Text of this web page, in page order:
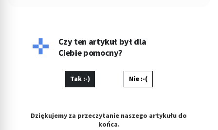
dziedzinie Kulturoznawstwa, wyróżnia się zdolnością do
przekazywania skomplikowanych tematów w przystępny i
angażujący sposób. Jej teksty charakteryzują się głębokim
Czy ten artykuł był dla
Ciebie pomocny?
Tak :-) Nie :-(
Dziękujemy za przeczytanie naszego artykułu do
końca.